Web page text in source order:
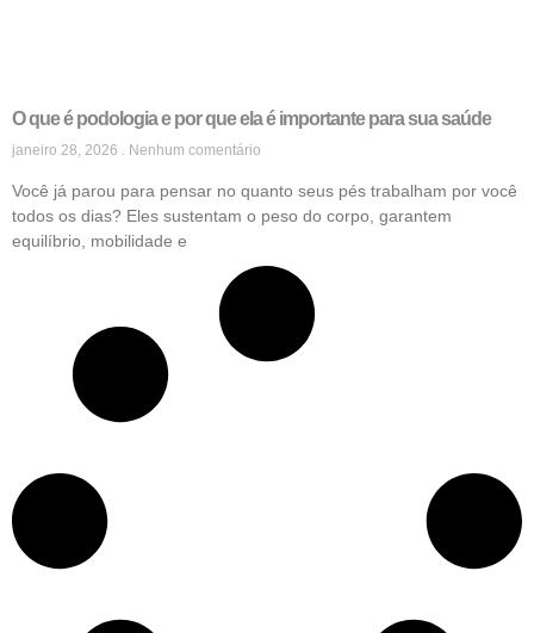
O que é podologia e por que ela é importante para sua saúde
janeiro 28, 2026 Nenhum comentário
Você já parou para pensar no quanto seus pés trabalham por você
todos os dias? Eles sustentam o peso do corpo, garantem
equilíbrio, mobilidade e